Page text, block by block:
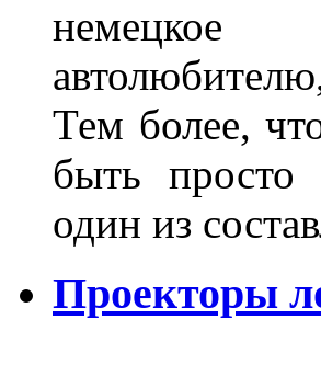
немецкое
Тем более,
быть просто
один из
Проекторы